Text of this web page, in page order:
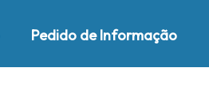
Pedido de Informação